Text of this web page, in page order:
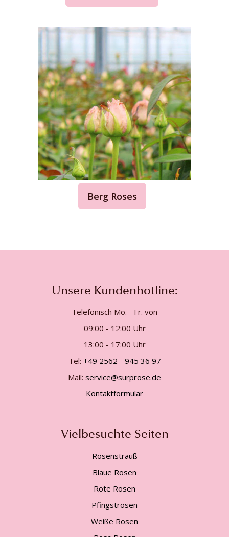
Berg Roses
Unsere Kundenhotline:
Telefonisch Mo. - Fr. von
09:00 - 12:00 Uhr
13:00 - 17:00 Uhr
Tel: +49 2562 - 945 36 97
Mail: service@surprose.de
Kontaktformular
Vielbesuchte Seiten
Rosenstrauß
Blaue Rosen
Rote Rosen
Pfingstrosen
Weiße Rosen